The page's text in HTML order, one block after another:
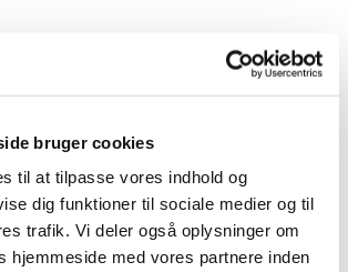
bruger cookies
til at tilpasse vores indhold og
dig funktioner til sociale medier og til
trafik. Vi deler også oplysninger om
hjemmeside med vores partnere inden